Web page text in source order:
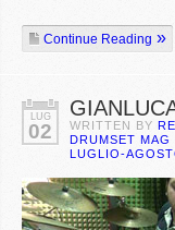
Continue Reading
LUG
02 WRITTEN BY
DRUMSET
LUGLIO-